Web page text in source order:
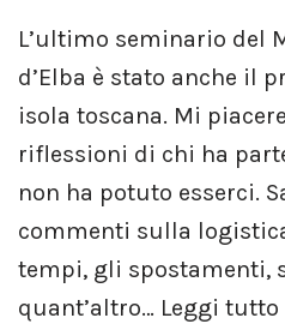
L’ultimo seminario del
d’Elba è stato anche il
isola toscana. Mi
riflessioni di chi ha
non ha potuto esserci.
commenti sulla
tempi, gli spostamenti,
quant’altro… Leggi tutto